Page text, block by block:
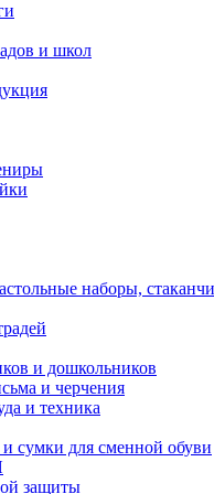
и школ
наборы,
и дошкольников
и черчения
и техника
сумки для сменной обуви
защиты